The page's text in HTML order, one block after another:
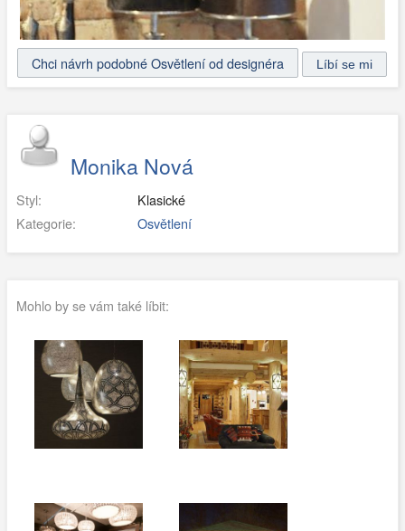
Chci návrh podobné Osvětlení od designéra
Monika Nová
Styl:
Klasické
Kategorie:
Osvětlení
Mohlo by se vám také líbit: